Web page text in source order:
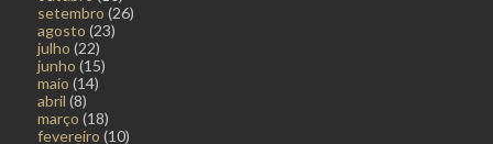
setembro (26)
agosto (23)
julho (22)
junho (15)
maio (14)
abril (8)
março (18)
fevereiro (10)